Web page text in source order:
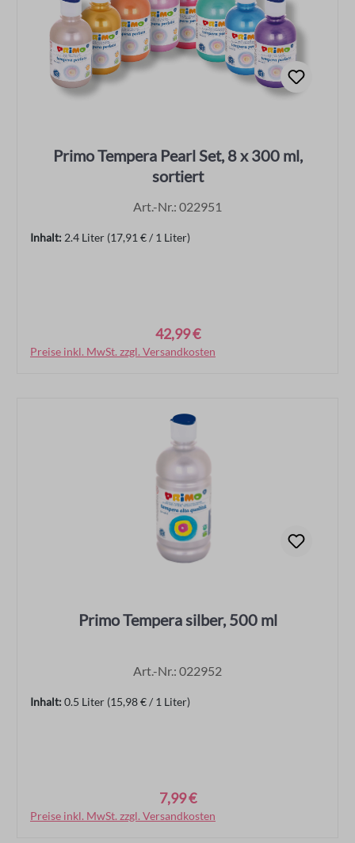
Primo Tempera Pearl Set, 8 x 300 ml,
sortiert
Art.-Nr.: 022951
Inhalt: 2.4 Liter (17,91 € / 1 Liter)
42,99 €
Preise inkl. MwSt. zzgl. Versandkosten
In den Warenkorb
Primo Tempera silber, 500 ml
Art.-Nr.: 022952
Inhalt: 0.5 Liter (15,98 € / 1 Liter)
7,99 €
Preise inkl. MwSt. zzgl. Versandkosten
In den Warenkorb